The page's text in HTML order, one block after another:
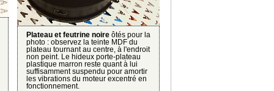
Plateau et feutrine noire ôtés pour la
photo : observez la teinte MDF du
plateau tournant au centre, à l'endroit
non peint. Le hideux porte-plateau
plastique marron reste quant à lui
suffisamment suspendu pour amortir
les vibrations du moteur excentré en
fonctionnement.